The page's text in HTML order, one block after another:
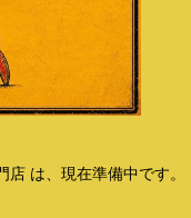
は、現在準備中です。